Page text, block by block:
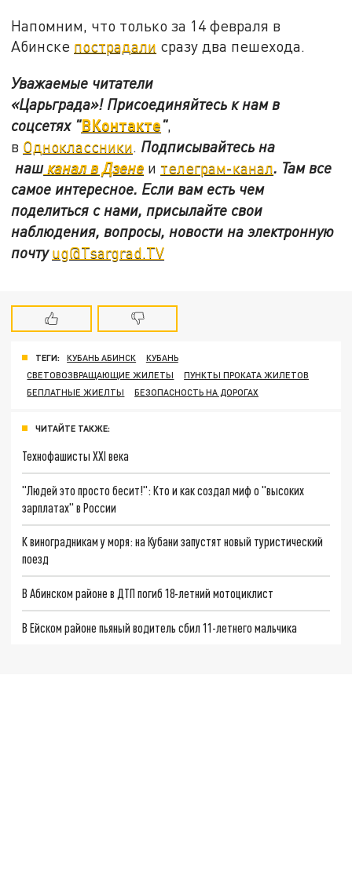
Напомним, что только за 14 февраля в
Абинске пострадали сразу два пешехода.
Уважаемые читатели
«Царьграда»! Присоединяйтесь к нам в
соцсетях "ВКонтакте",
в Одноклассники Подписывайтесь на
нашканал в Дзене и телеграм-канал. Там все
самое интересное. Если вам есть чем
поделиться с нами, присылайте свои
наблюдения, вопросы, новости на электронную
почтуug@Tsargrad.TV
ТЕГИ: КУБАНЬ АБИНСК
КУБАНЬ
СВЕТОВОЗВРАЩАЮЩИЕ ЖИЛЕТЫ
ПУНКТЫ ПРОКАТА ЖИЛЕТОВ
БЕПЛАТНЫЕ ЖИЕЛТЫ
БЕЗОПАСНОСТЬ НА ДОРОГАХ
ЧИТАЙТЕ ТАКЖЕ:
Технофашисты XXI века
"Людей это просто бесит!": Кто и как создал миф о "высоких
зарплатах" в России
К виноградникам у моря: на Кубани запустят новый туристический
поезд
В Абинском районе в ДТП погиб 18-летний мотоциклист
В Ейском районе пьяный водитель сбил 11-летнего мальчика